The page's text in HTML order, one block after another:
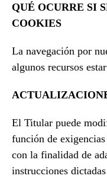
QUÉ OCURRE SI
COOKIES
La navegación por
algunos recursos
El Titular puede
función de
con la finalidad de
instrucciones